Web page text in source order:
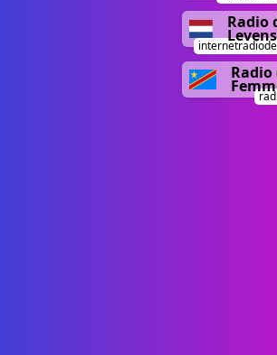
Radio
Radio